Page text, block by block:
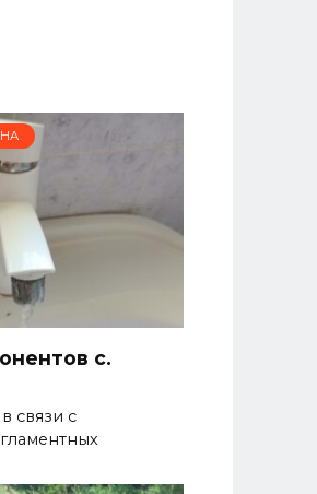
с.
связи с